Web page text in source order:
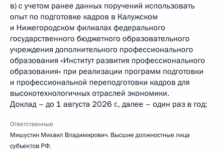
в) с учетом ранее данных поручений использовать
опыт по подготовке кадров в Калужском
и Нижегородском филиалах федерального
государственного бюджетного образовательного
учреждения дополнительного профессионального
образования «Институт развития профессионального
образования» при реализации программ подготовки
и профессиональной переподготовки кадров для
высокотехнологичных отраслей экономики.
Доклад – до 1 августа 2026 г., далее – один раз в год;
Ответственные
Мишустин Михаил Владимирович, Высшие должностные лица
субъектов РФ,